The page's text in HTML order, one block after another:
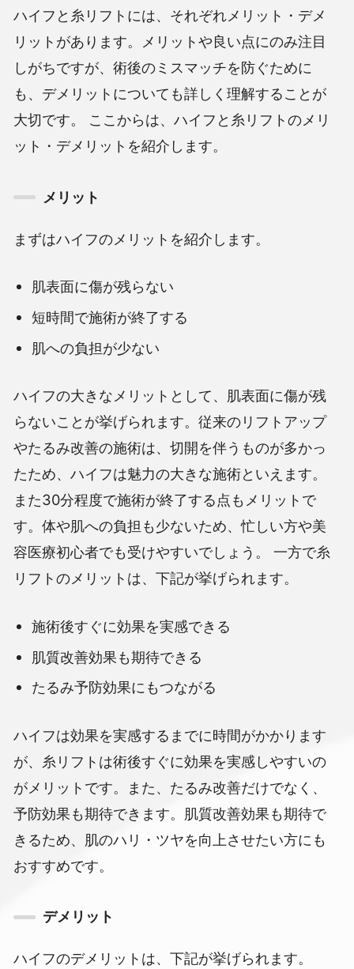
ハイフと糸リフトには、それぞれメリット・デメ
リットがあります。メリットや良い点にのみ注目
しがちですが、術後のミスマッチを防ぐために
も、デメリットについても詳しく理解することが
大切です。
ここからは、ハイフと糸リフトのメリ
ット・デメリットを紹介します。
メリット
まずはハイフのメリットを紹介します。
肌表面に傷が残らない
短時間で施術が終了する
肌への負担が少ない
ハイフの大きなメリットとして、肌表面に傷が残
らないことが挙げられます。従来のリフトアップ
やたるみ改善の施術は、切開を伴うものが多かっ
たため、ハイフは魅力の大きな施術といえます。
また30分程度で施術が終了する点もメリットで
す。体や肌への負担も少ないため、忙しい方や美
容医療初心者でも受けやすいでしょう。
一方で糸
リフトのメリットは、下記が挙げられます。
施術後すぐに効果を実感できる
肌質改善効果も期待できる
たるみ予防効果にもつながる
ハイフは効果を実感するまでに時間がかかります
が、糸リフトは術後すぐに効果を実感しやすいの
がメリットです。また、たるみ改善だけでなく、
予防効果も期待できます。肌質改善効果も期待で
きるため、肌のハリ・ツヤを向上させたい方にも
おすすめです。
デメリット
ハイフのデメリットは、下記が挙げられます。